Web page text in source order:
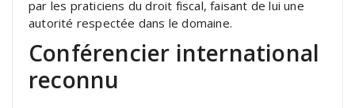
par les praticiens du droit fiscal, faisant de lui une
autorité respectée dans le domaine.
Conférencier international
reconnu